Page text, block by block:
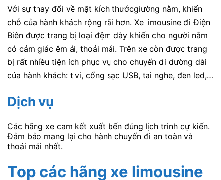
Với sự thay đổi về mặt kích thướcgiường nằm, khiến
chỗ của hành khách rộng rãi hơn. Xe limousine đi Điện
Biên được trang bị loại đệm dày khiến cho người nằm
có cảm giác êm ái, thoải mái. Trên xe còn được trang
bị rất nhiều tiện ích phục vụ cho chuyến đi đường dài
của hành khách: tivi, cổng sạc USB, tai nghe, đèn led,…
Dịch vụ
Các hãng xe cam kết xuất bến đúng lịch trình dự kiến.
Đảm bảo mang lại cho hành chuyến đi an toàn và
thoải mái nhất.
Top các hãng xe limousine